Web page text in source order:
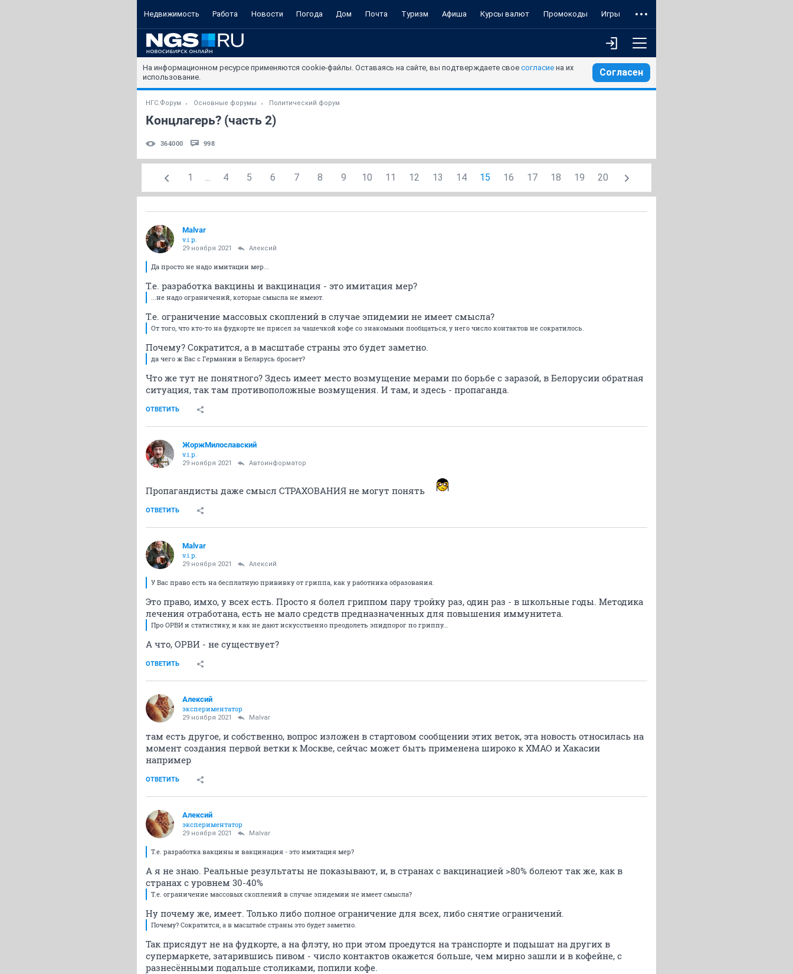
Недвижимость Работа Новости Погода Дом Почта Туризм Афиша Курсы валют Промокоды Игры
На информационном ресурсе применяются cookie-файлы. Оставаясь на сайте, вы подтверждаете свое согласие на их
использование.
Согласен
НГС.Форум Основные форумы Политический форум
Концлагерь? (часть 2)
364000 998
1 ... 4 5 6 7 8 9 10 11 12 13 14 15 16 17 18 19 20
Malvar
v.i.p.
29 ноября 2021 Алексий
Да просто не надо имитации мер...
Т.е. разработка вакцины и вакцинация - это имитация мер?
...не надо ограничений, которые смысла не имеют.
Т.е. ограничение массовых скоплений в случае эпидемии не имеет смысла?
От того, что кто-то на фудкорте не присел за чашечкой кофе со знакомыми пообщаться, у него число контактов не сократилось.
Почему? Сократится, а в масштабе страны это будет заметно.
да чего ж Вас с Германии в Беларусь бросает?
Что же тут не понятного? Здесь имеет место возмущение мерами по борьбе с заразой, в Белорусии обратная
ситуация, так там противоположные возмущения. И там, и здесь - пропаганда.
ОТВЕТИТЬ
ЖоржМилославский
v.i.p.
29 ноября 2021 Автоинформатор
Пропагандисты даже смысл СТРАХОВАНИЯ не могут понять
ОТВЕТИТЬ
Malvar
v.i.p.
29 ноября 2021 Алексий
У Вас право есть на бесплатную прививку от гриппа, как у работника образования.
Это право, имхо, у всех есть. Просто я болел гриппом пару тройку раз, один раз - в школьные годы. Методика
лечения отработана, есть не мало средств предназначенных для повышения иммунитета.
Про ОРВИ и статистику, и как не дают искусственно преодолеть эпидпорог по гриппу...
А что, ОРВИ - не существует?
ОТВЕТИТЬ
Алексий
экспериментатор
29 ноября 2021 Malvar
там есть другое, и собственно, вопрос изложен в стартовом сообщении этих веток, эта новость относилась на
момент создания первой ветки к Москве, сейчас может быть применена широко к ХМАО и Хакасии
например
ОТВЕТИТЬ
Алексий
экспериментатор
29 ноября 2021 Malvar
Т.е. разработка вакцины и вакцинация - это имитация мер?
А я не знаю. Реальные результаты не показывают, и, в странах с вакцинацией >80% болеют так же, как в
странах с уровнем 30-40%
Т.е. ограничение массовых скоплений в случае эпидемии не имеет смысла?
Ну почему же, имеет. Только либо полное ограничение для всех, либо снятие ограничений.
Почему? Сократится, а в масштабе страны это будет заметно.
Так присядут не на фудкорте, а на флэту, но при этом проедутся на транспорте и подышат на других в
супермаркете, затарившись пивом - число контактов окажется больше, чем мирно зашли и в кофейне, с
разнесёнными подальше столиками, попили кофе.